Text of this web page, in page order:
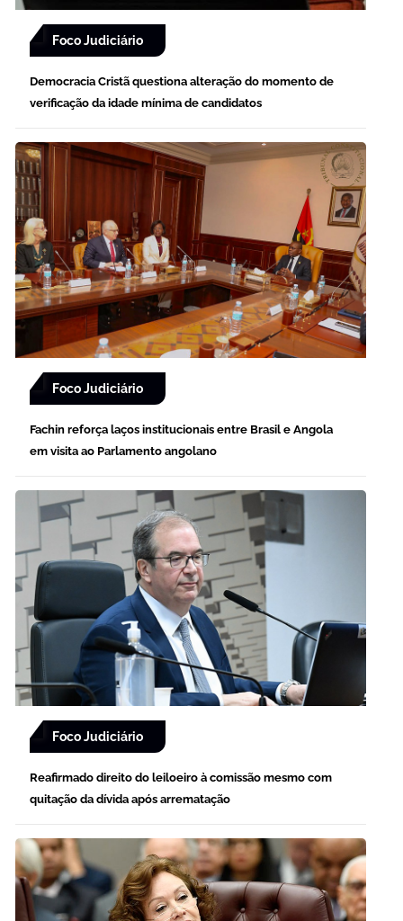
Foco Judiciário
Democracia Cristã questiona alteração do momento de
verificação da idade mínima de candidatos
Foco Judiciário
Fachin reforça laços institucionais entre Brasil e Angola
em visita ao Parlamento angolano
Foco Judiciário
Reafirmado direito do leiloeiro à comissão mesmo com
quitação da dívida após arrematação